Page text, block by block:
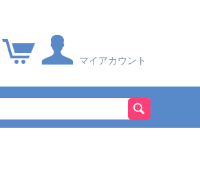
マイアカウント